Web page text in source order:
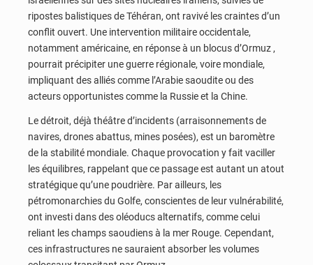
ripostes balistiques de Téhéran, ont ravivé les craintes d’un
conflit ouvert. Une intervention militaire occidentale,
notamment américaine, en réponse à un blocus d’Ormuz ,
pourrait précipiter une guerre régionale, voire mondiale,
impliquant des alliés comme l’Arabie saoudite ou des
acteurs opportunistes comme la Russie et la Chine.
Le détroit, déjà théâtre d’incidents (arraisonnements de
navires, drones abattus, mines posées), est un baromètre
de la stabilité mondiale. Chaque provocation y fait vaciller
les équilibres, rappelant que ce passage est autant un atout
stratégique qu’une poudrière. Par ailleurs, les
pétromonarchies du Golfe, conscientes de leur vulnérabilité,
ont investi dans des oléoducs alternatifs, comme celui
reliant les champs saoudiens à la mer Rouge. Cependant,
ces infrastructures ne sauraient absorber les volumes